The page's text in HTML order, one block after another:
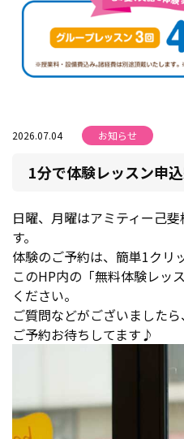
2026.07.04 お知らせ
1分で体験レッスン申
日曜、月曜はアミティー己
す。
体験のご予約は、簡単1クリ
このHP内の「無料体験レッ
ください。
ご質問などがございました
ご予約お待ちしてます♪